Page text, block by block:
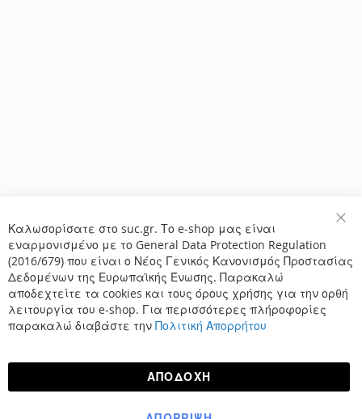
Καλωσορίσατε στο suc.gr. Το e-shop μας είναι
εναρμονισμένο με το General Data Protection Regulation
(2016/679) που είναι ο Νέος Γενικός Κανονισμός Προστασίας
Δεδομένων της Ευρωπαϊκής Ένωσης. Παρακαλώ
αποδεχτείτε τα cookies και τους όρους χρήσης για την ορθή
λειτουργία του e-shop. Για περισσότερες πλήροφορίες
παρακαλώ διαβάστε την Πολιτική Απορρήτου
ΑΠΟΔΟΧΉ